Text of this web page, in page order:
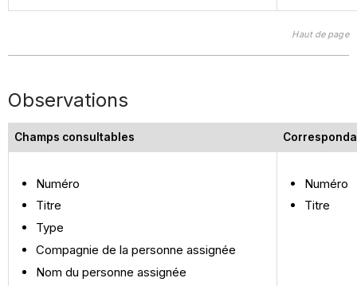
Haut de page
Observations
Champs consultables
Numéro
Titre
Type
Compagnie de la personne assignée
Nom du personne assignée
Numéro
Titre